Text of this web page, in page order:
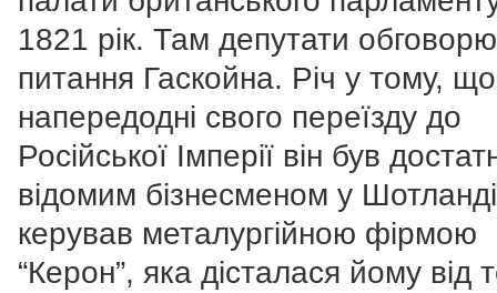
1821 рік. Там депутати
питання Гаскойна. Річ у тому, що
напередодні свого переїзду до
Російської Імперії він був
відомим бізнесменом у
керував металургійною фірмою
“Керон”, яка дісталася йому від